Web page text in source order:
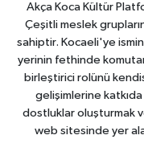
Akça Koca Kültür
Çeşitli meslek
sahiptir. Kocaeli'ye
yerinin fethinde
birleştirici rolünü
gelişimlerine
dostluklar oluşturmak
web sitesinde yer